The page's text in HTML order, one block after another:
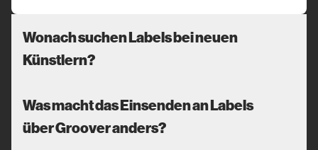
Wonach suchen Labels bei neuen
Künstlern?
Was macht das Einsenden an Labels
über Groover anders?